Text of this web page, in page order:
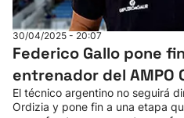
30/04/2025 - 20:07
Federico Gallo pone
entrenador del AMPO
El técnico argentino no seguirá
Ordizia y pone fin a una etapa